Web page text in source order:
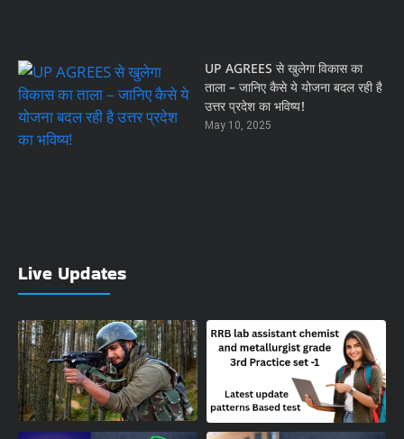
UP AGREES से खुलेगा विकास का
ताला – जानिए कैसे ये योजना बदल रही है
उत्तर प्रदेश का भविष्य!
May 10, 2025
Live Updates